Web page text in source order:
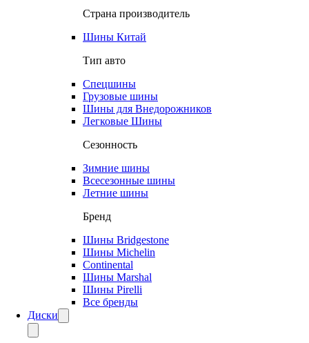
Страна производитель
Шины Китай
Тип авто
Спецшины
Грузовые шины
Шины для Внедорожников
Легковые Шины
Сезонность
Зимние шины
Всесезонные шины
Летние шины
Бренд
Шины Bridgestone
Шины Michelin
Continental
Шины Marshal
Шины Pirelli
Все бренды
Диски